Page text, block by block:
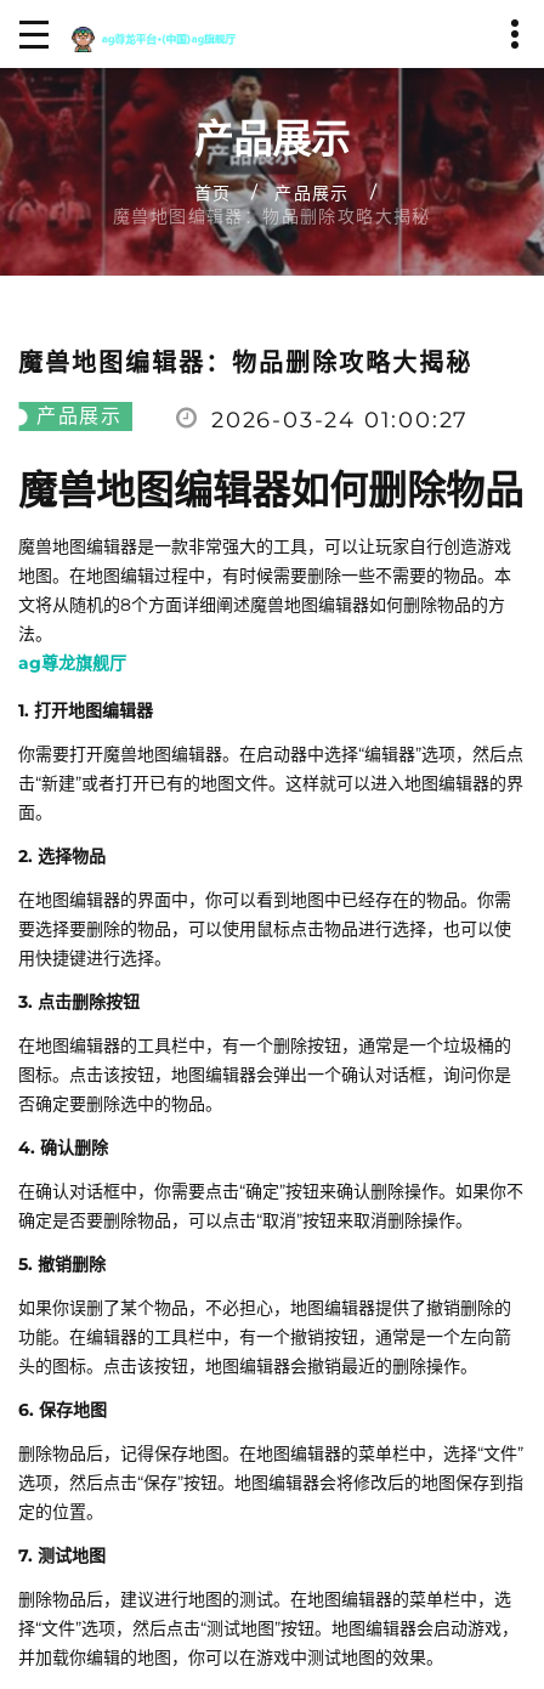
产品展示
首页
产品展示
魔兽地图编辑器：物品删除攻略大揭秘
魔兽地图编辑器：物品删除攻略大揭秘
产品展示 2026-03-24 01:00:27
魔兽地图编辑器如何删除物品
魔兽地图编辑器是一款非常强大的工具，可以让玩家自行创造游戏
地图。在地图编辑过程中，有时候需要删除一些不需要的物品。本
文将从随机的8个方面详细阐述魔兽地图编辑器如何删除物品的方
法。
ag尊龙旗舰厅
1. 打开地图编辑器
你需要打开魔兽地图编辑器。在启动器中选择“编辑器”选项，然后点
击“新建”或者打开已有的地图文件。这样就可以进入地图编辑器的界
面。
2. 选择物品
在地图编辑器的界面中，你可以看到地图中已经存在的物品。你需
要选择要删除的物品，可以使用鼠标点击物品进行选择，也可以使
用快捷键进行选择。
3. 点击删除按钮
在地图编辑器的工具栏中，有一个删除按钮，通常是一个垃圾桶的
图标。点击该按钮，地图编辑器会弹出一个确认对话框，询问你是
否确定要删除选中的物品。
4. 确认删除
在确认对话框中，你需要点击“确定”按钮来确认删除操作。如果你不
确定是否要删除物品，可以点击“取消”按钮来取消删除操作。
5. 撤销删除
如果你误删了某个物品，不必担心，地图编辑器提供了撤销删除的
功能。在编辑器的工具栏中，有一个撤销按钮，通常是一个左向箭
头的图标。点击该按钮，地图编辑器会撤销最近的删除操作。
6. 保存地图
删除物品后，记得保存地图。在地图编辑器的菜单栏中，选择“文件”
选项，然后点击“保存”按钮。地图编辑器会将修改后的地图保存到指
定的位置。
7. 测试地图
删除物品后，建议进行地图的测试。在地图编辑器的菜单栏中，选
择“文件”选项，然后点击“测试地图”按钮。地图编辑器会启动游戏，
并加载你编辑的地图，你可以在游戏中测试地图的效果。